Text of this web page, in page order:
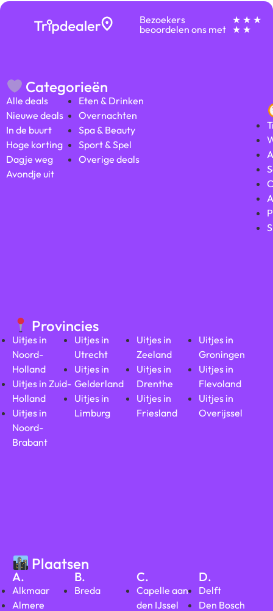
Bezoekers
beoordelen ons met
★ ★ ★
★ ★
Categorieën
Alle deals
Nieuwe deals
In de buurt
Hoge korting
Dagje weg
Avondje uit
Eten & Drinken
Overnachten
Spa & Beauty
Sport & Spel
Overige deals
Provincies
Uitjes in
Noord-
Holland
Uitjes in Zuid-
Holland
Uitjes in
Noord-
Brabant
Uitjes in
Utrecht
Uitjes in
Gelderland
Uitjes in
Limburg
Uitjes in
Zeeland
Uitjes in
Drenthe
Uitjes in
Friesland
Uitjes in
Groningen
Uitjes in
Flevoland
Uitjes in
Overijssel
Plaatsen
A.
Alkmaar
Almere
B.
Breda
C.
Capelle aan
den IJssel
D.
Delft
Den Bosch